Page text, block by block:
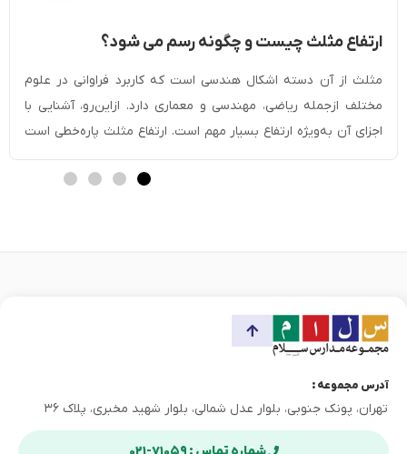
ارتفاع مثلث چیست و چگونه رسم می شود؟
مثلث از آن دسته اشکال هندسی است که کاربرد فراوانی در علوم
مختلف ازجمله ریاضی، مهندسی و معماری دارد. ازاین‌‌رو، آشنایی با
اجزای آن به‌‌ویژه ارتفاع بسیار مهم است. ارتفاع مثلث پاره‌‌خطی است
که از یکی از راس‌‌های مثلث رسم شده و بر ضلع مقابل یا امتداد آن
عمود می‌‌شود. به‌‌دلیل نقش مهم ارتفاع در […]
آدرس مجموعه :
تهران، پونک جنوبی، بلوار عدل شمالی، بلوار شهید مخبری، پلاک ۳۶